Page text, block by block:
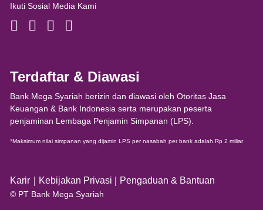
Ikuti Sosial Media Kami
Terdaftar & Diawasi
Bank Mega Syariah berizin dan diawasi oleh Otoritas Jasa
Keuangan & Bank Indonesia serta merupakan peserta
penjaminan Lembaga Penjamin Simpanan (LPS).
*Maksimum nilai simpanan yang dijamin LPS per nasabah per bank adalah Rp 2 miliar
Karir Kebijakan Privasi Pengaduan & Bantuan
© PT Bank Mega Syariah